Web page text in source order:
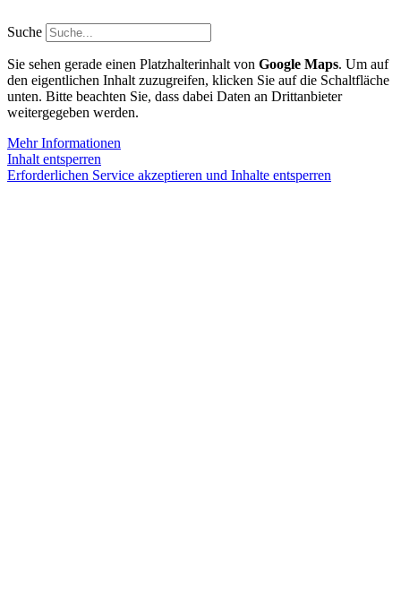
Inhalt
springen
Suche
Sie sehen gerade einen Platzhalterinhalt von Google Maps. Um auf
den eigentlichen Inhalt zuzugreifen, klicken Sie auf die Schaltfläche
unten. Bitte beachten Sie, dass dabei Daten an Drittanbieter
weitergegeben werden.
Mehr Informationen
Inhalt entsperren
Erforderlichen Service akzeptieren und Inhalte entsperren